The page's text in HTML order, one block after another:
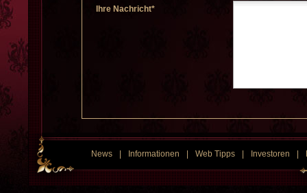
Ihre Nachricht*
News Informationen Web Tipps Investoren